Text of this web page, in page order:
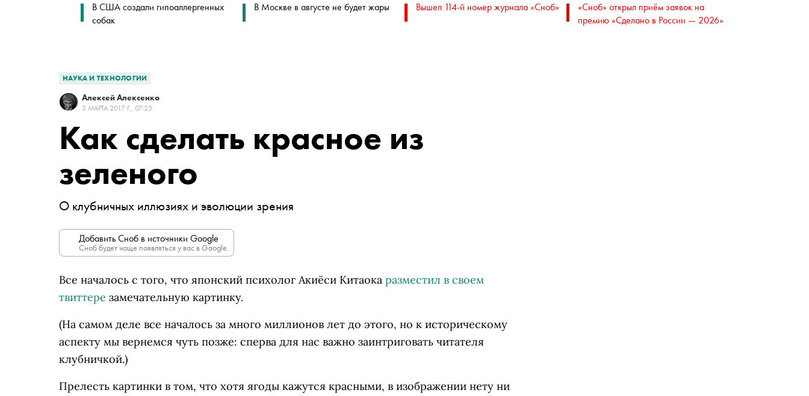
В США создали гипоаллергенных
собак
В Москве в августе не будет жары Вышел 114-й номер журнала «Сноб»
«Сноб» открыл приём заявок на
премию «Сделано в России — 2026»
НАУКА И ТЕХНОЛОГИИ
Алексей Алексенко
3 МАРТА 2017 Г., 07:25
Как сделать красное из
зеленого
О клубничных иллюзиях и эволюции зрения
Добавить Сноб в источники Google
Сноб будет чаще появляться у вас в Google.
Все началось с того, что японский психолог Акиёси Китаока разместил в своем
твиттере замечательную картинку.
(На самом деле все началось за много миллионов лет до этого, но к историческому
аспекту мы вернемся чуть позже: сперва для нас важно заинтриговать читателя
клубничкой.)
Прелесть картинки в том, что хотя ягоды кажутся красными, в изображении нету ни